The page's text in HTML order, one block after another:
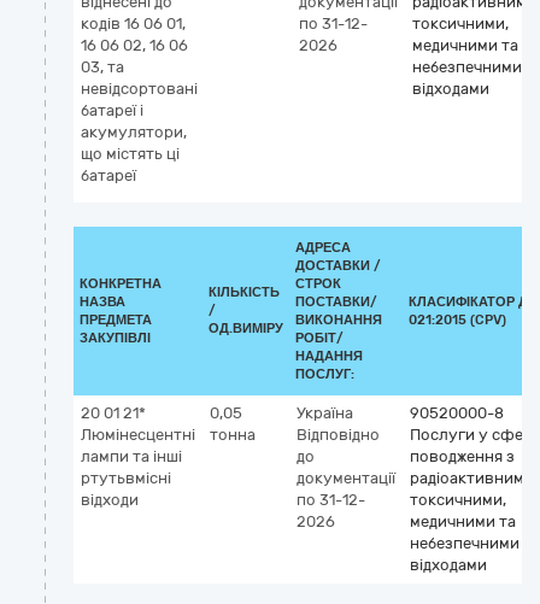
кодів 16 06 01,
16 06 02, 16 06
03, та
невідсортовані
батареї і
акумулятори,
що містять ці
батареї
по 31-12-
2026
токсичними,
медичними та
небезпечними
відходами
КОНКРЕТНА
НАЗВА
ПРЕДМЕТА
ЗАКУПІВЛІ
КІЛЬКІСТЬ
/
ОД.ВИМІРУ
АДРЕСА
ДОСТАВКИ /
СТРОК
ПОСТАВКИ/
ВИКОНАННЯ
РОБІТ/
НАДАННЯ
ПОСЛУГ:
КЛАСИФІКАТОР ДК
021:2015 (CPV)
20 01 21*
Люмінесцентні
лампи та інші
ртутьвмісні
відходи
0,05
тонна
Україна
Відповідно
до
документації
по 31-12-
2026
90520000-8
Послуги у сфері
поводження з
радіоактивними,
токсичними,
медичними та
небезпечними
відходами